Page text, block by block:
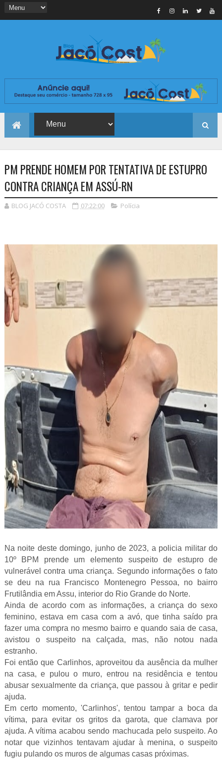
PM PRENDE HOMEM POR TENTATIVA DE ESTUPRO
CONTRA CRIANÇA EM ASSÚ-RN
BLOG JACÓ COSTA 07:22:00 Polícia
Na noite deste domingo, junho de 2023, a policia militar do
10º BPM prende um elemento suspeito de estupro de
vulnerável contra uma criança. Segundo informações o fato
se deu na rua Francisco Montenegro Pessoa, no bairro
Frutilândia em Assu, interior do Rio Grande do Norte.
Ainda de acordo com as informações, a criança do sexo
feminino, estava em casa com a avó, que tinha saído pra
fazer uma compra no mesmo bairro e quando saia de casa,
avistou o suspeito na calçada, mas, não notou nada
estranho.
Foi então que Carlinhos, aproveitou da ausência da mulher
na casa, e pulou o muro, entrou na residência e tentou
abusar sexualmente da criança, que passou à gritar e pedir
ajuda.
Em certo momento, 'Carlinhos', tentou tampar a boca da
vítima, para evitar os gritos da garota, que clamava por
ajuda. A vítima acabou sendo machucada pelo suspeito. Ao
notar que vizinhos tentavam ajudar à menina, o suspeito
fugiu pulando os muros de algumas casas próximas.